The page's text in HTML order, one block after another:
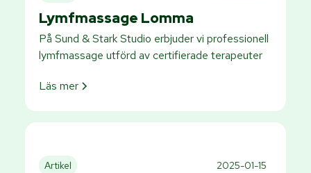
Lymfmassage Lomma
På Sund & Stark Studio erbjuder vi professionell
lymfmassage utförd av certifierade terapeuter
Läs mer
Artikel 2025-01-15